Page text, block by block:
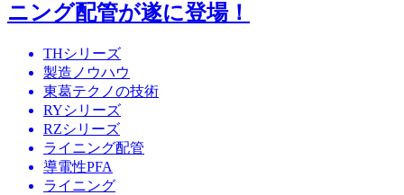
ニング配管が遂に登場！
THシリーズ
製造ノウハウ
東葛テクノの技術
RYシリーズ
RZシリーズ
ライニング配管
導電性PFA
ライニング